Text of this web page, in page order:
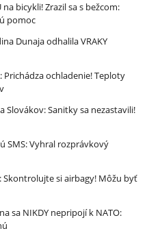
bicykli! Zrazil sa s bežcom:
pomoc
Dunaja odhalila VRAKY
Prichádza ochladenie! Teploty
Slovákov: Sanitky sa nezastavili!
SMS: Vyhral rozprávkový
Skontrolujte si airbagy! Môžu byť
sa NIKDY nepripojí k NATO: